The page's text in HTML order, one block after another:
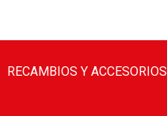
RECAMBIOS Y ACCESORIOS